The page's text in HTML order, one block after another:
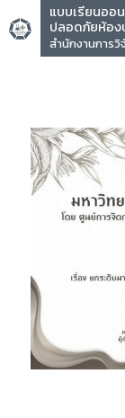
แบบเรียนออ
ปลอดภัยห้อง
สำนักงานการวิ